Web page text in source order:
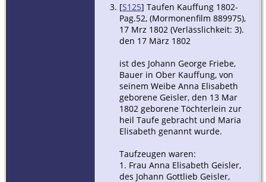
[S125] Taufen Kauffung 1802-
Pag.52, (Mormonenfilm 889975),
17 Mrz 1802 (Verlässlichkeit: 3).
den 17 März 1802
ist des Johann George Friebe,
Bauer in Ober Kauffung, von
seinem Weibe Anna Elisabeth
geborene Geisler, den 13 Mar
1802 geborene Töchterlein zur
heil Taufe gebracht und Maria
Elisabeth genannt wurde.
Taufzeugen waren:
1. Frau Anna Elisabeth Geisler,
des Johann Gottlieb Geisler,